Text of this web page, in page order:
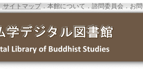
サイトマップ．本館について ． 諮問委員会． お